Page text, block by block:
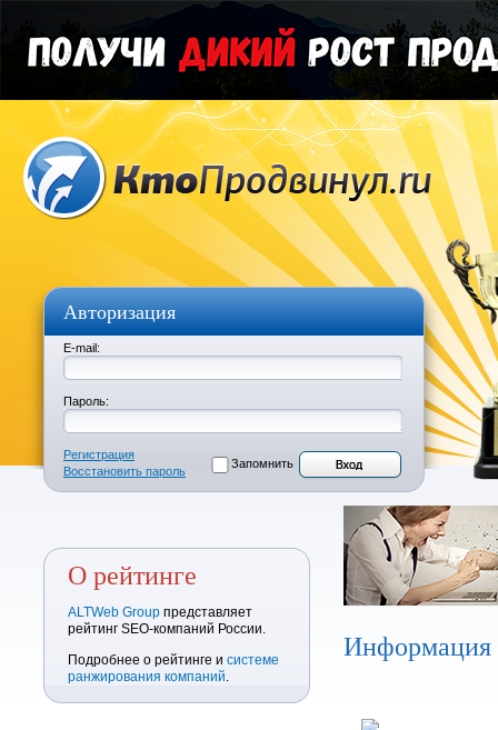
Авторизация
E-mail:
Пароль:
Регистрация
Восстановить пароль
Запомнить
О рейтинге
ALTWeb Group представляет
рейтинг SEO-компаний России.
Подробнее о рейтинге и системе
ранжирования компаний.
Информация